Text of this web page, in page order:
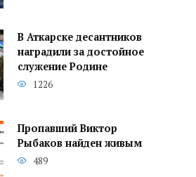
В Аткарске десантников
наградили за достойное
служение Родине
1226
Пропавший Виктор
Рыбаков найден живым
489